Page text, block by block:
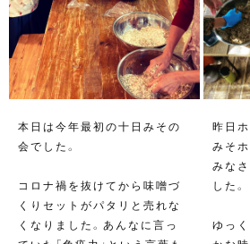
本日は今年最初の十日みその
会でした。
コロナ禍を抜けてから味噌づ
くりセットがパタリと売れな
くなりました。あんなに言っ
昨日
みそ
みな
した。
ゆっ